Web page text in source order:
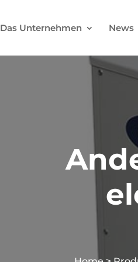
Das Unternehmen News